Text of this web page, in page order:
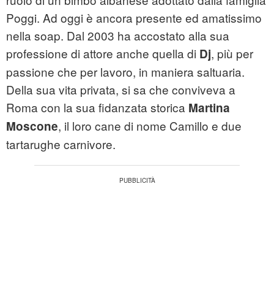
Poggi. Ad oggi è ancora presente ed amatissimo
nella soap. Dal 2003 ha accostato alla sua
professione di attore anche quella di Dj, più per
passione che per lavoro, in maniera saltuaria.
Della sua vita privata, si sa che conviveva a
Roma con la sua fidanzata storica Martina
Moscone, il loro cane di nome Camillo e due
tartarughe carnivore.